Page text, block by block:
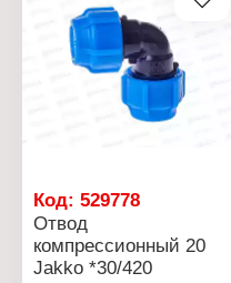
Код: 529778
Отвод
компрессионный 20
Jakko *30/420